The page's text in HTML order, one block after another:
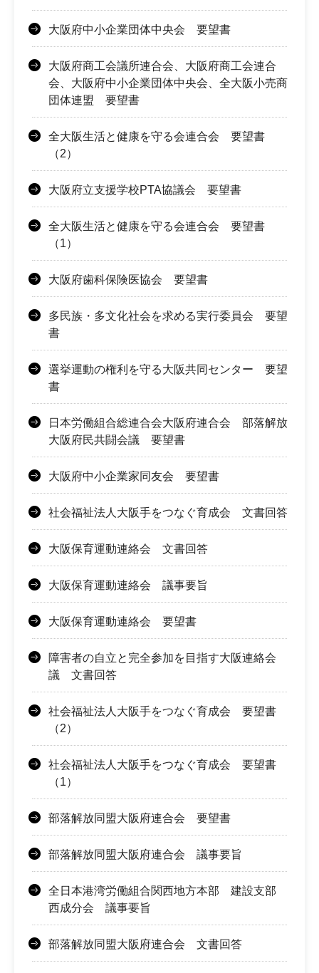
大阪府中小企業団体中央会 要望書
大阪府商工会議所連合会、大阪府商工会連合
会、大阪府中小企業団体中央会、全大阪小売商
団体連盟 要望書
全大阪生活と健康を守る会連合会 要望書
（2）
大阪府立支援学校PTA協議会 要望書
全大阪生活と健康を守る会連合会 要望書
（1）
大阪府歯科保険医協会 要望書
多民族・多文化社会を求める実行委員会 要望
書
選挙運動の権利を守る大阪共同センター 要望
書
日本労働組合総連合会大阪府連合会 部落解放
大阪府民共闘会議 要望書
大阪府中小企業家同友会 要望書
社会福祉法人大阪手をつなぐ育成会 文書回答
大阪保育運動連絡会 文書回答
大阪保育運動連絡会 議事要旨
大阪保育運動連絡会 要望書
障害者の自立と完全参加を目指す大阪連絡会
議 文書回答
社会福祉法人大阪手をつなぐ育成会 要望書
（2）
社会福祉法人大阪手をつなぐ育成会 要望書
（1）
部落解放同盟大阪府連合会 要望書
部落解放同盟大阪府連合会 議事要旨
全日本港湾労働組合関西地方本部 建設支部
西成分会 議事要旨
部落解放同盟大阪府連合会 文書回答